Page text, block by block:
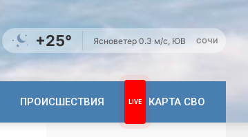
+25° Ясноветер 0.3 м/с, ЮВ СОЧИ
ПРОИСШЕСТВИЯ КАРТА СВО